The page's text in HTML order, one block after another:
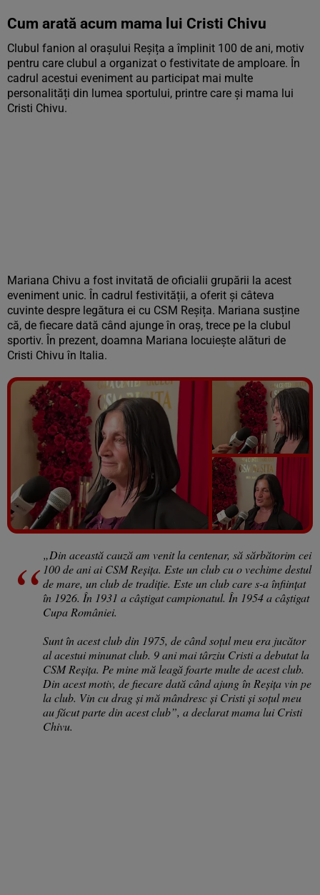
Cum arată acum mama lui Cristi Chivu
Clubul fanion al orașului Reșița a împlinit 100 de ani, motiv
pentru care clubul a organizat o festivitate de amploare. În
cadrul acestui eveniment au participat mai multe
personalități din lumea sportului, printre care și mama lui
Cristi Chivu.
Mariana Chivu a fost invitată de oficialii grupării la acest
eveniment unic. În cadrul festivității, a oferit și câteva
cuvinte despre legătura ei cu CSM Reșița. Mariana susține
că, de fiecare dată când ajunge în oraș, trece pe la clubul
sportiv. În prezent, doamna Mariana locuiește alături de
Cristi Chivu în Italia.
Vezi galeria foto
15 poze
„Din această cauză am venit la centenar, să sărbătorim cei
100 de ani ai CSM Reșița. Este un club cu o vechime destul
de mare, un club de tradiție. Este un club care s-a înființat
în 1926. În 1931 a câștigat campionatul. În 1954 a câștigat
Cupa României.
Sunt în acest club din 1975, de când soțul meu era jucător
al acestui minunat club. 9 ani mai târziu Cristi a debutat la
CSM Reșița. Pe mine mă leagă foarte multe de acest club.
Din acest motiv, de fiecare dată când ajung în Reșița vin pe
la club. Vin cu drag și mă mândresc și Cristi și soțul meu
au făcut parte din acest club”, a declarat mama lui Cristi
Chivu.